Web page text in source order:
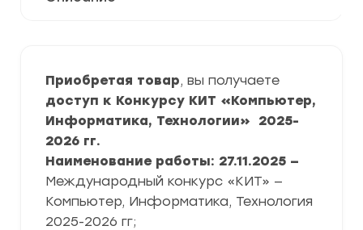
Приобретая товар, вы получаете
доступ к Конкурсу КИТ «Компьютер,
Информатика, Технологии» 2025-
2026 гг.
Наименование работы: 27.11.2025 —
Международный конкурс «КИТ» —
Компьютер, Информатика, Технология
2025-2026 гг;